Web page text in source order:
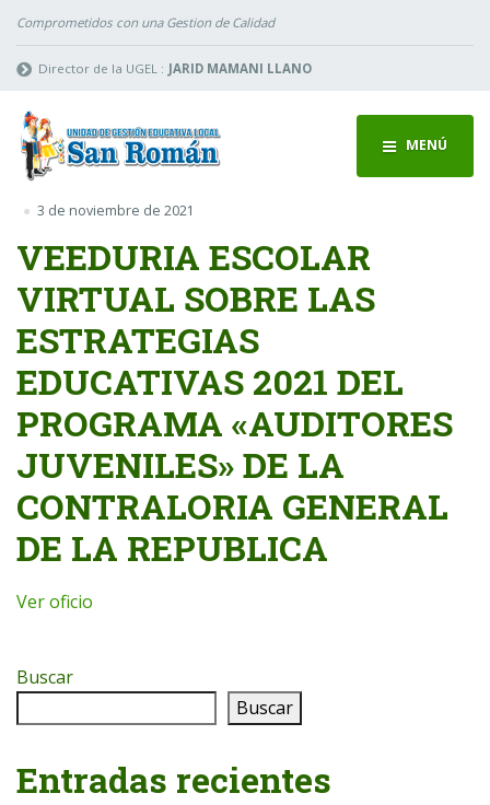
Comprometidos con una Gestion de Calidad
Director de la UGEL : JARID MAMANI LLANO
MENÚ
3 de noviembre de 2021
VEEDURIA ESCOLAR
VIRTUAL SOBRE LAS
ESTRATEGIAS
EDUCATIVAS 2021 DEL
PROGRAMA «AUDITORES
JUVENILES» DE LA
CONTRALORIA GENERAL
DE LA REPUBLICA
Ver oficio
Buscar
Buscar
Entradas recientes